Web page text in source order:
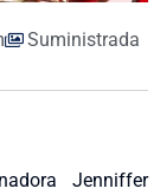
Suministrada
Jenniffer